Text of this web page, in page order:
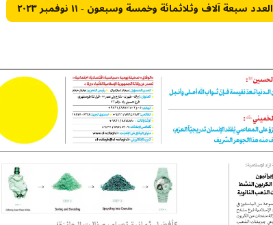
العدد سبعة آلاف وثلاثمائة وخمسة وسبعون - ١١ نوفمبر ٢٠٢٣